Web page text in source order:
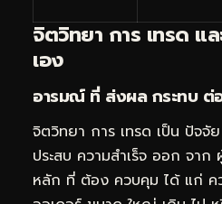
จิตวิทยา การ เทรด
เอง
อารมณ์ ที่ ส่งผล กระทบ ต่
จิตวิทยา การ เทรด เป็น ปัจ
ประสบ ความสำเร็จ ออก จา
หลัก ที่ ต้อง ควบคุม ได้ แก่ ค